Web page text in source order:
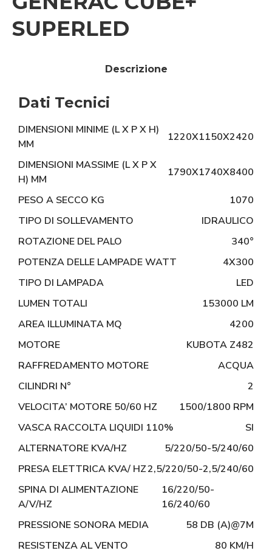
SUPERLED
Descrizione
Dati Tecnici
DIMENSIONI MINIME (L X P X H)
MM
1220X1150X2420
DIMENSIONI MASSIME (L X P X
H) MM
1790X1740X8400
PESO A SECCO KG
1070
TIPO DI SOLLEVAMENTO
IDRAULICO
ROTAZIONE DEL PALO
340°
POTENZA DELLE LAMPADE WATT
4X300
TIPO DI LAMPADA
LED
LUMEN TOTALI
153000 LM
AREA ILLUMINATA MQ
4200
MOTORE
KUBOTA Z482
RAFFREDAMENTO MOTORE
ACQUA
CILINDRI N°
2
VELOCITA’ MOTORE 50/60 HZ
1500/1800 RPM
VASCA RACCOLTA LIQUIDI 110%
SI
ALTERNATORE KVA/HZ
5/220/50-5/240/60
PRESA ELETTRICA KVA/ HZ2,5/220/50-2,5/240/60
SPINA DI ALIMENTAZIONE
A/V/HZ
16/220/50-
16/240/60
PRESSIONE SONORA MEDIA
58 DB (A)@7M
RESISTENZA AL VENTO
80 KM/H